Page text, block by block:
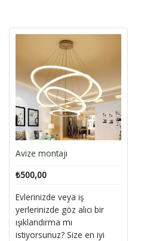
Avize montajı
₺500,00
Evlerinizde veya iş
yerlerinizde göz alıcı bir
ışıklandırma mı
istiyorsunuz? Size en iyi